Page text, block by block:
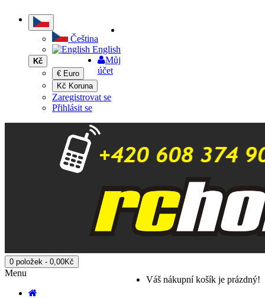
Čeština
English
Kč
€ Euro
Kč Koruna
Můj
účet
Zaregistrovat se
Přihlásit se
0 položek - 0,00Kč
Váš nákupní košík je prázdný!
Menu